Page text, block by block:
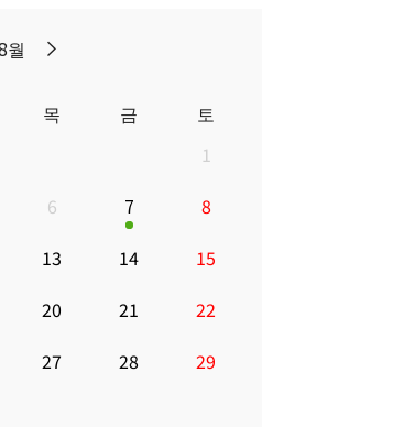
월
목 금
토
1
6 7
8
13 14
15
20 21
22
27 28
29